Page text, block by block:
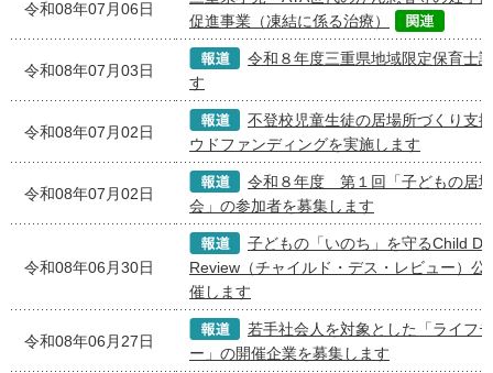
令和08年07月06日
促進事業（凍結に係る治療）
令和08年07月03日
令和８年度三重県地域限定保育士
す
令和08年07月02日
不登校児童生徒の居場所づくり支
ウドファンディングを実施します
令和08年07月02日
令和８年度 第１回「子どもの居
会」の参加者を募集します
令和08年06月30日
子どもの「いのち」を守るChild
Review（チャイルド・デス・レビュー）公
催します
令和08年06月27日
若手社会人を対象とした「ライフ
ー」の開催企業を募集します